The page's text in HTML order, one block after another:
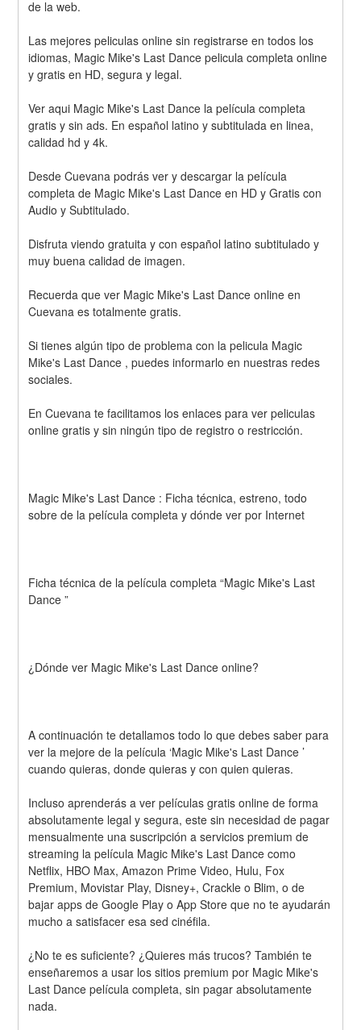
de la web.
Las mejores peliculas online sin registrarse en todos los
idiomas, Magic Mike's Last Dance pelicula completa online
y gratis en HD, segura y legal.
Ver aqui Magic Mike's Last Dance la película completa
gratis y sin ads. En español latino y subtitulada en linea,
calidad hd y 4k.
Desde Cuevana podrás ver y descargar la película
completa de Magic Mike's Last Dance en HD y Gratis con
Audio y Subtitulado.
Disfruta viendo gratuita y con español latino subtitulado y
muy buena calidad de imagen.
Recuerda que ver Magic Mike's Last Dance online en
Cuevana es totalmente gratis.
Si tienes algún tipo de problema con la pelicula Magic
Mike's Last Dance , puedes informarlo en nuestras redes
sociales.
En Cuevana te facilitamos los enlaces para ver peliculas
online gratis y sin ningún tipo de registro o restricción.
Magic Mike's Last Dance : Ficha técnica, estreno, todo
sobre de la película completa y dónde ver por Internet
Ficha técnica de la película completa “Magic Mike's Last
Dance ”
¿Dónde ver Magic Mike's Last Dance online?
A continuación te detallamos todo lo que debes saber para
ver la mejore de la película ‘Magic Mike's Last Dance ’
cuando quieras, donde quieras y con quien quieras.
Incluso aprenderás a ver películas gratis online de forma
absolutamente legal y segura, este sin necesidad de pagar
mensualmente una suscripción a servicios premium de
streaming la película Magic Mike's Last Dance como
Netflix, HBO Max, Amazon Prime Video, Hulu, Fox
Premium, Movistar Play, Disney+, Crackle o Blim, o de
bajar apps de Google Play o App Store que no te ayudarán
mucho a satisfacer esa sed cinéfila.
¿No te es suficiente? ¿Quieres más trucos? También te
enseñaremos a usar los sitios premium por Magic Mike's
Last Dance película completa, sin pagar absolutamente
nada.